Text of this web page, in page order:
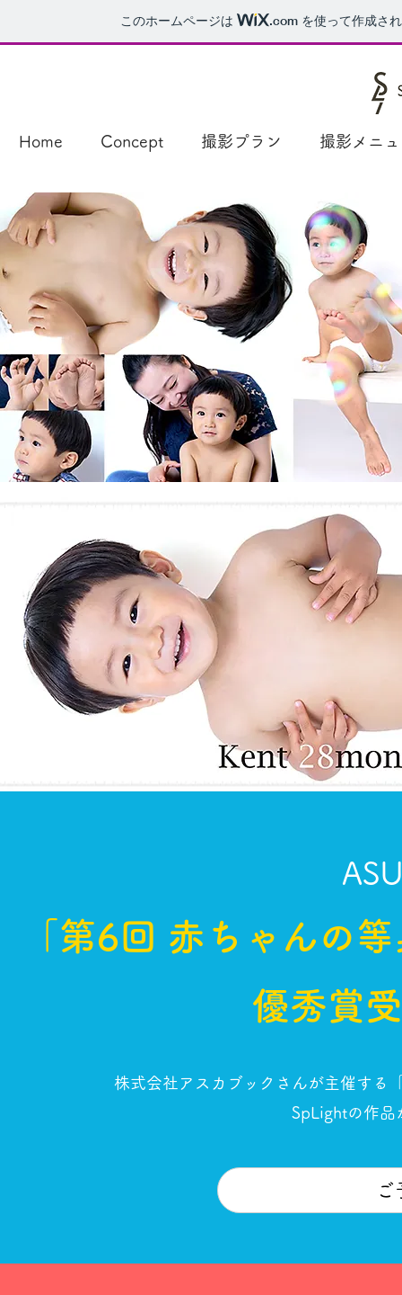
このホームページは .comを使って作成さ
Home Concept 撮影プラン 撮影メニ
「第6回 赤ちゃんの
優秀賞
株式会社アスカブックさんが主催する
SpLightの作品
ご